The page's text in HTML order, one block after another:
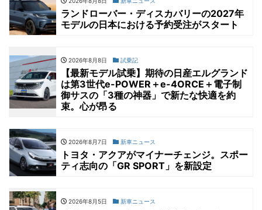
ランドローバー・ディスカバリーの2027年
モデルの日本における予約受注がスタート
2026年8月8日 試乗記
【最新モデル試乗】期待の日産エルグランド
は第3世代e-POWER＋e-4ORCE＋電子制
御サスの「3種の神器」で新たな快適を約
束。心が昂る
2026年8月7日 新車ニュース
トヨタ・アクアがマイナーチェンジ。スポー
ティ志向の「GR SPORT」を新設定
2026年8月5日 新車ニュース